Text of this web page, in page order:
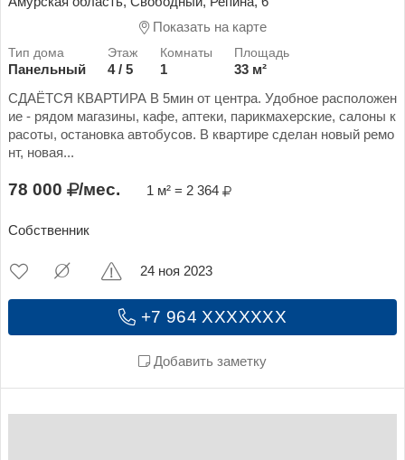
Показать на карте
Панельный 4 / 5 1
33 м²
СДАЁТСЯ КВАРТИРА В 5мин от центра. Удобное расположен
ие - рядом магазины, кафе, аптеки, парикмахерские, салоны к
расоты, остановка автобусов. В квартире сделан новый ремо
нт, новая...
78 000 /мес. 1 м² = 2 364
Собственник
+7 964 XXXXXXX
Добавить заметку
24 ноя 2023